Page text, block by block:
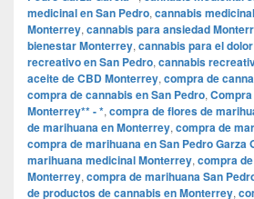
medicinal en San Pedro, cannabis
Monterrey, cannabis para ansiedad
bienestar Monterrey, cannabis para el
recreativo en San Pedro, cannabis
aceite de CBD Monterrey, compra de
compra de cannabis en San Pedro,
Monterrey** - *, compra de flores de
de marihuana en Monterrey, compra de
compra de marihuana en San Pedro Garza
marihuana medicinal Monterrey, compra
Monterrey, compra de marihuana San
de productos de cannabis en Monterrey,